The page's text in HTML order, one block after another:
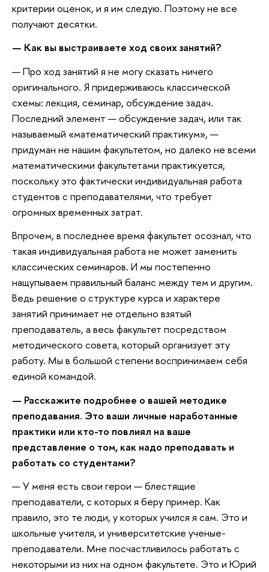
критерии оценок, и я им следую. Поэтому не все
получают десятки.
— Как вы выстраиваете ход своих занятий?
— Про ход занятий я не могу сказать ничего
оригинального. Я придерживаюсь классической
схемы: лекция, семинар, обсуждение задач.
Последний элемент — обсуждение задач, или так
называемый «математический практикум», —
придуман не нашим факультетом, но далеко не всеми
математическими факультетами практикуется,
поскольку это фактически индивидуальная работа
студентов с преподавателями, что требует
огромных временных затрат.
Впрочем, в последнее время факультет осознал, что
такая индивидуальная работа не может заменить
классических семинаров. И мы постепенно
нащупываем правильный баланс между тем и другим.
Ведь решение о структуре курса и характере
занятий принимает не отдельно взятый
преподаватель, а весь факультет посредством
методического совета, который организует эту
работу. Мы в большой степени воспринимаем себя
единой командой.
— Расскажите подробнее о вашей методике
преподавания. Это ваши личные наработанные
практики или кто-то повлиял на ваше
представление о том, как надо преподавать и
работать со студентами?
— У меня есть свои герои — блестящие
преподаватели, с которых я беру пример. Как
правило, это те люди, у которых учился я сам. Это и
школьные учителя, и университетские ученые-
преподаватели. Мне посчастливилось работать с
некоторыми из них на одном факультете. Это и Юрий